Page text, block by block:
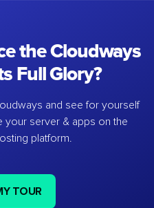
the Cloudways
Full Glory?
and see for yourself
your server & apps on the
platform.
TOUR